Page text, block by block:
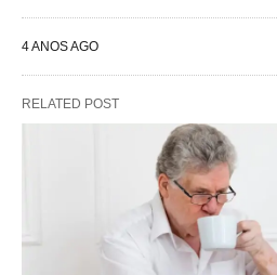
4 ANOS AGO
RELATED POST